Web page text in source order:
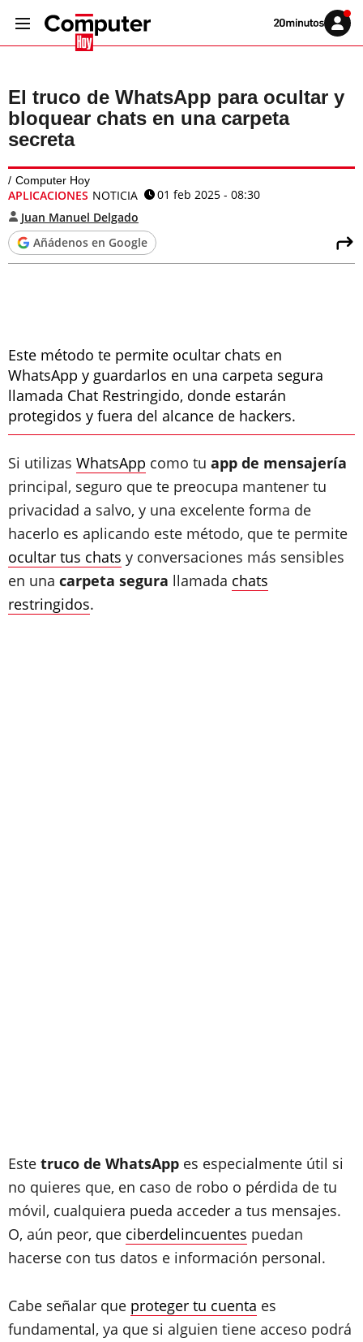
Volver
Iniciar
sesión
El truco de WhatsApp para ocultar y
bloquear chats en una carpeta
secreta
Computer Hoy
APLICACIONES NOTICIA
01 feb 2025 - 08:30
Juan Manuel Delgado
Añádenos en Google
Este método te permite ocultar chats en
WhatsApp y guardarlos en una carpeta segura
llamada Chat Restringido, donde estarán
protegidos y fuera del alcance de hackers.
Si utilizas WhatsApp como tu app de mensajería
principal, seguro que te preocupa mantener tu
privacidad a salvo, y una excelente forma de
hacerlo es aplicando este método, que te permite
ocultar tus chats y conversaciones más sensibles
en una carpeta segura llamada chats
restringidos.
Este truco de WhatsApp es especialmente útil si
no quieres que, en caso de robo o pérdida de tu
móvil, cualquiera pueda acceder a tus mensajes.
O, aún peor, que ciberdelincuentes puedan
hacerse con tus datos e información personal.
Cabe señalar que proteger tu cuenta es
fundamental, ya que si alguien tiene acceso podrá